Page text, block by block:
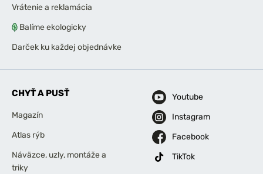
Vrátenie a reklamácia
Balíme ekologicky
Darček ku každej objednávke
CHYŤ A PUSŤ
Magazín
Atlas rýb
Náväzce, uzly, montáže a
triky
Youtube
Instagram
Facebook
TikTok